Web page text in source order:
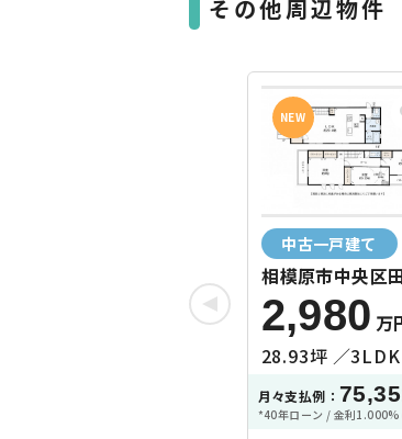
その他周辺物件
NEW
中古一戸建て
相模原市中央区
2,980 万
28.93坪
3LDK
月々支払例：
*40年ローン / 金利1.000%